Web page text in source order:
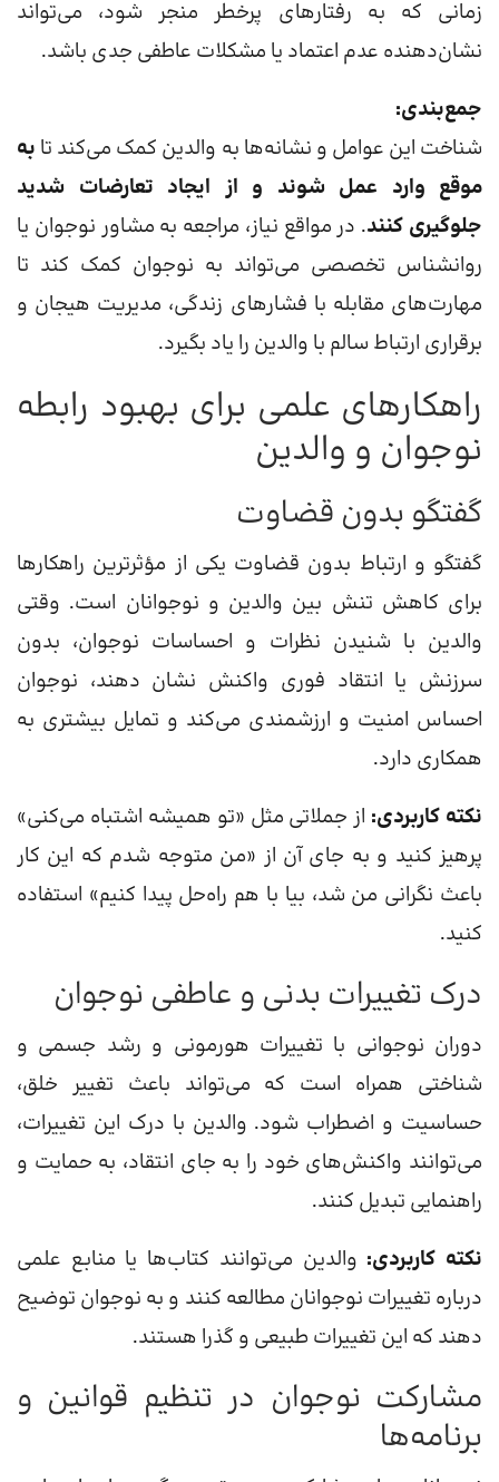
زمانی که به رفتارهای پرخطر منجر شود، می‌تواند
نشان‌دهنده عدم اعتماد یا مشکلات عاطفی جدی باشد.
جمع‌بندی:
شناخت این عوامل و نشانه‌ها به والدین کمک می‌کند تا به
موقع وارد عمل شوند و از ایجاد تعارضات شدید
جلوگیری کنند. در مواقع نیاز، مراجعه به مشاور نوجوان یا
روانشناس تخصصی می‌تواند به نوجوان کمک کند تا
مهارت‌های مقابله با فشارهای زندگی، مدیریت هیجان و
برقراری ارتباط سالم با والدین را یاد بگیرد.
راهکارهای علمی برای بهبود رابطه
نوجوان و والدین
گفتگو بدون قضاوت
گفتگو و ارتباط بدون قضاوت یکی از مؤثرترین راهکارها
برای کاهش تنش بین والدین و نوجوانان است. وقتی
والدین با شنیدن نظرات و احساسات نوجوان، بدون
سرزنش یا انتقاد فوری واکنش نشان دهند، نوجوان
احساس امنیت و ارزشمندی می‌کند و تمایل بیشتری به
همکاری دارد.
نکته کاربردی: از جملاتی مثل «تو همیشه اشتباه می‌کنی»
پرهیز کنید و به جای آن از «من متوجه شدم که این کار
باعث نگرانی من شد، بیا با هم راه‌حل پیدا کنیم» استفاده
کنید.
درک تغییرات بدنی و عاطفی نوجوان
دوران نوجوانی با تغییرات هورمونی و رشد جسمی و
شناختی همراه است که می‌تواند باعث تغییر خلق،
حساسیت و اضطراب شود. والدین با درک این تغییرات،
می‌توانند واکنش‌های خود را به جای انتقاد، به حمایت و
راهنمایی تبدیل کنند.
نکته کاربردی: والدین می‌توانند کتاب‌ها یا منابع علمی
درباره تغییرات نوجوانان مطالعه کنند و به نوجوان توضیح
دهند که این تغییرات طبیعی و گذرا هستند.
مشارکت نوجوان در تنظیم قوانین و
برنامه‌ها